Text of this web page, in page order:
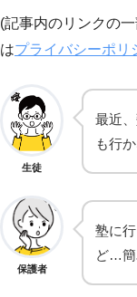
(記事内のリンクの
はプライバシーポリ
生徒
最近
も行
保護者
塾に
ど…簡